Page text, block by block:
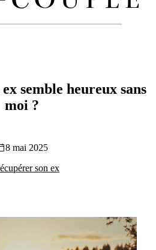
semble heureux sans
moi ?
8 mai 2025
son ex